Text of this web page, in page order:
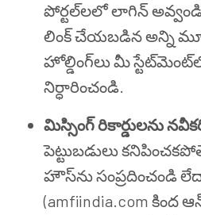
పోర్టల్‌లలో లాగిన్
లింక్ చేయబడిన అన్ని
హోల్డింగ్‌లు మీ
నిర్ధారించండి.
మిస్సింగ్ రికార్డులను
పెట్టుబడులు
హౌస్‌ను సంప్రదించండి
(amfiindia.com కింద